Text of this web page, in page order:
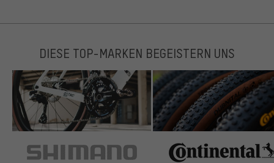
DIESE TOP-MARKEN BEGEISTERN UNS